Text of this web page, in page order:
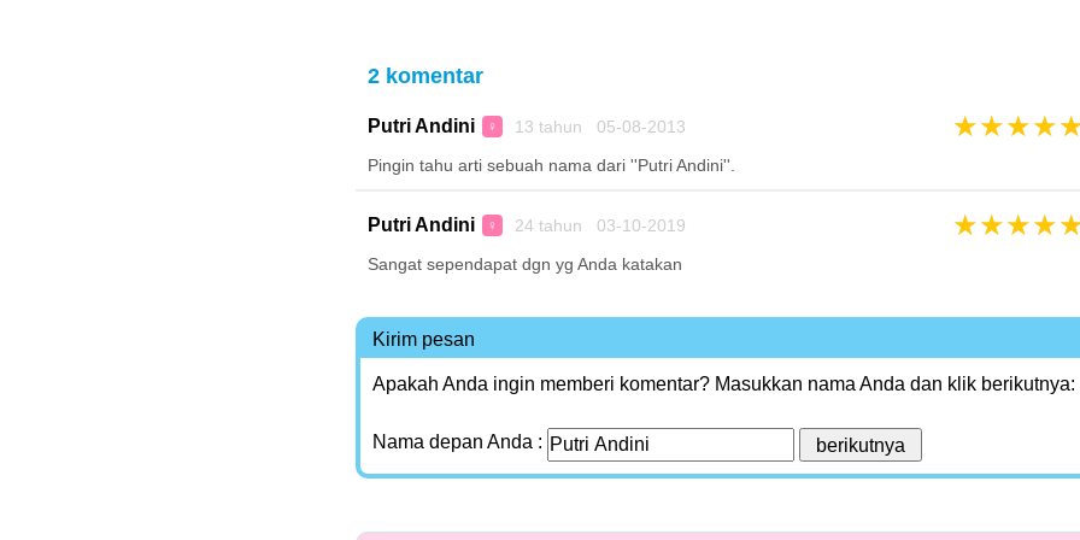
2 komentar
Putri Andini ♀ 13 tahun 05-08-2013 ★★★★
Pingin tahu arti sebuah nama dari ''Putri Andini''.
Putri Andini ♀ 24 tahun 03-10-2019 ★★★★
Sangat sependapat dgn yg Anda katakan
Kirim pesan
Apakah Anda ingin memberi komentar? Masukkan nama Anda dan klik berikutnya:
Nama depan Anda :